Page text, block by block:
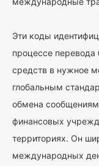
Эти коды
процессе перевода
средств в нужное
глобальным
обмена
финансовых
территориях. Он
международных